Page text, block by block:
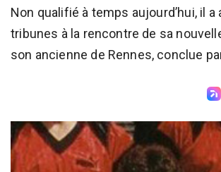
Non qualifié à temps aujourd’hui, il
tribunes à la rencontre de sa
son ancienne de Rennes, conclue